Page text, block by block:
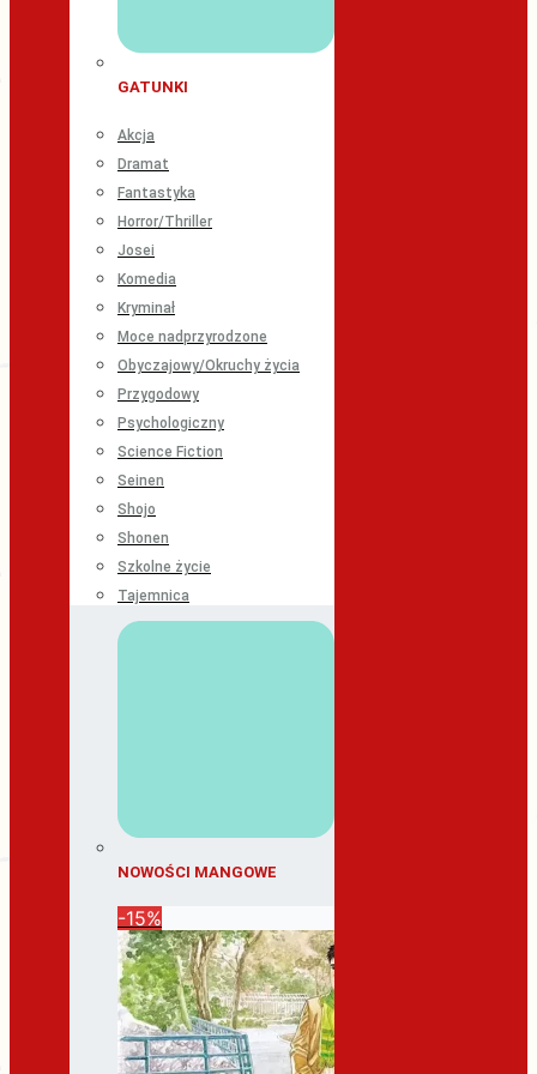
GATUNKI
Akcja
Dramat
Fantastyka
Horror/Thriller
Josei
Komedia
Kryminał
Moce nadprzyrodzone
Obyczajowy/Okruchy życia
Przygodowy
Psychologiczny
Science Fiction
Seinen
Shojo
Shonen
Szkolne życie
Tajemnica
NOWOŚCI MANGOWE
-15%